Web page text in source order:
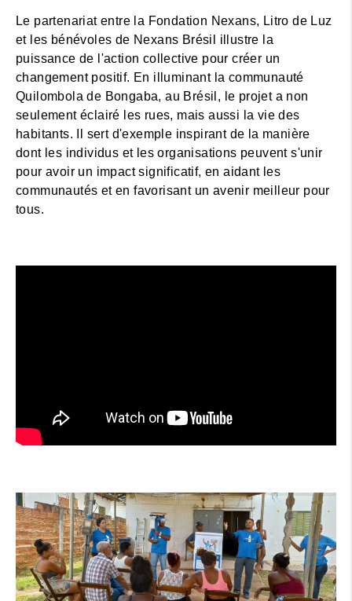
Le partenariat entre la Fondation Nexans, Litro de Luz
et les bénévoles de Nexans Brésil illustre la
puissance de l'action collective pour créer un
changement positif. En illuminant la communauté
Quilombola de Bongaba, au Brésil, le projet a non
seulement éclairé les rues, mais aussi la vie des
habitants. Il sert d'exemple inspirant de la manière
dont les individus et les organisations peuvent s'unir
pour avoir un impact significatif, en aidant les
communautés et en favorisant un avenir meilleur pour
tous.